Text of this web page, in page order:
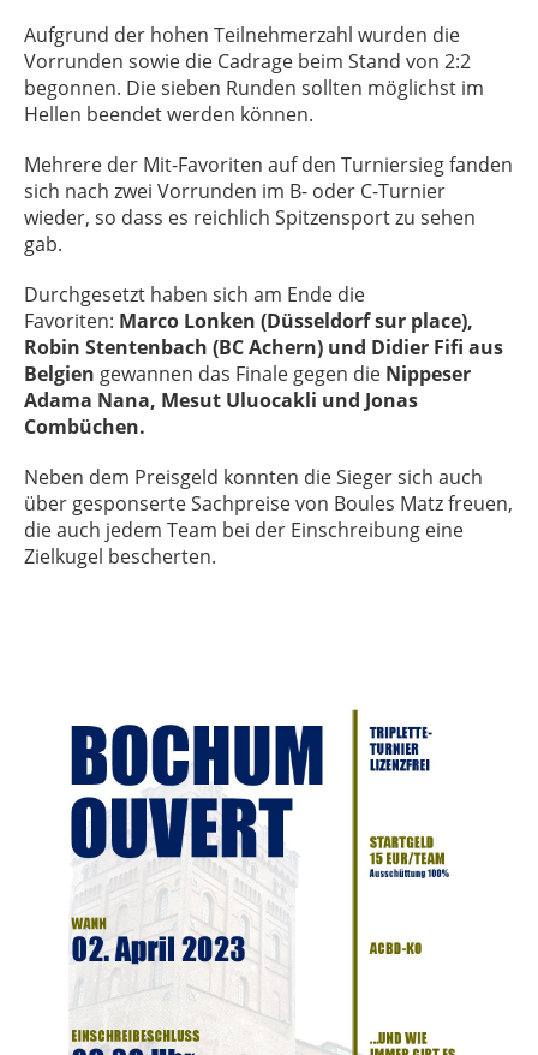
Aufgrund der hohen Teilnehmerzahl wurden die
Vorrunden sowie die Cadrage beim Stand von 2:2
begonnen. Die sieben Runden sollten möglichst im
Hellen beendet werden können.
Mehrere der Mit-Favoriten auf den Turniersieg fanden
sich nach zwei Vorrunden im B- oder C-Turnier
wieder, so dass es reichlich Spitzensport zu sehen
gab.
Durchgesetzt haben sich am Ende die
Favoriten: Marco Lonken (Düsseldorf sur place),
Robin Stentenbach (BC Achern) und Didier Fifi aus
Belgien gewannen das Finale gegen die Nippeser
Adama Nana, Mesut Uluocakli und Jonas
Combüchen.
Neben dem Preisgeld konnten die Sieger sich auch
über gesponserte Sachpreise von Boules Matz freuen,
die auch jedem Team bei der Einschreibung eine
Zielkugel bescherten.